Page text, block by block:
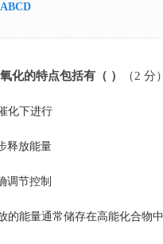
ABCD
化的特点包括有（ ） （2 分）
化下进行
释放能量
调节控制
的能量通常储存在高能化合物中